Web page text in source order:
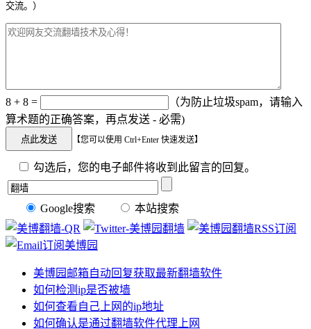
交流。）
8 + 8 =
（为防止垃圾spam，请输入
算术题的正确答案，再点发送 - 必需)
【您可以使用 Ctrl+Enter 快速发送】
勾选后，您的电子邮件将收到此留言的回复。
Google搜索 本站搜索
美博园邮箱自动回复获取最新翻墙软件
如何检测ip是否被墙
如何查看自己上网的ip地址
如何确认是通过翻墙软件代理上网